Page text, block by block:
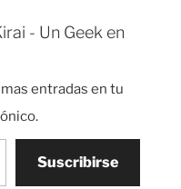
- Un Geek en
entradas en tu
Suscribirse